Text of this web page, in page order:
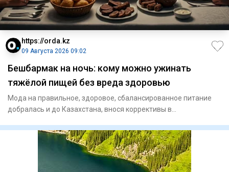
https://orda.kz
09 Августа 2026 09:02
Бешбармак на ночь: кому можно ужинать
тяжёлой пищей без вреда здоровью
Мода на правильное, здоровое, сбалансированное питание
добралась и до Казахстана, внося коррективы в